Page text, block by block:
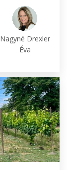
Nagyné Drexler
Éva